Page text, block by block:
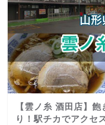
【雲ノ糸 酒田店】
り！駅チカでアクセ